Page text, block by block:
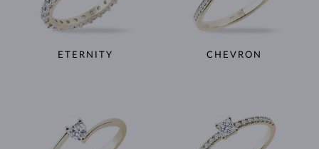
ETERNITY CHEVRON